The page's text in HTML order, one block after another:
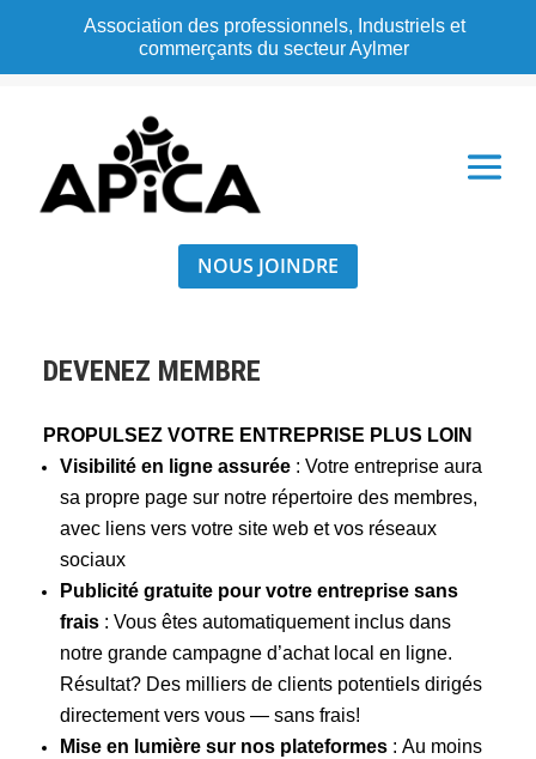
Association des professionnels, Industriels et
commerçants du secteur Aylmer
NOUS JOINDRE
DEVENEZ MEMBRE
PROPULSEZ VOTRE ENTREPRISE PLUS LOIN
Visibilité en ligne assurée : Votre entreprise aura
sa propre page sur notre répertoire des membres,
avec liens vers votre site web et vos réseaux
sociaux
Publicité gratuite pour votre entreprise sans
frais: Vous êtes automatiquement inclus dans
notre grande campagne d’achat local en ligne.
Résultat? Des milliers de clients potentiels dirigés
directement vers vous — sans frais!
Mise en lumière sur nos plateformes: Au moins